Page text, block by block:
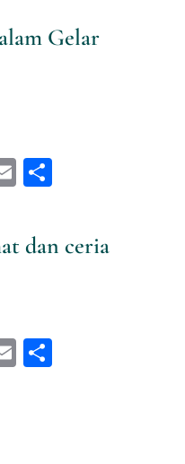
Gelar
Email
dan ceria
Email